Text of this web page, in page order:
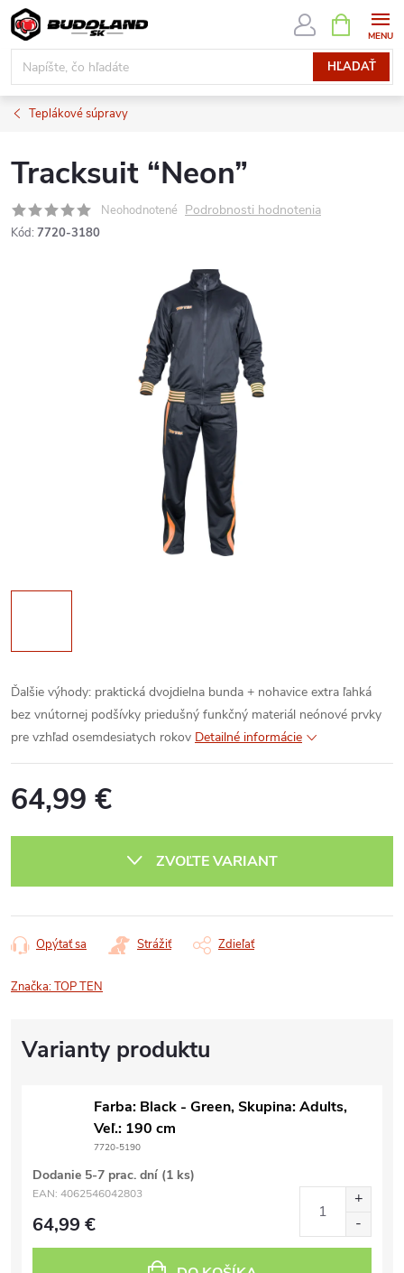
Prejsť
na
obsah
HĽADAŤ
KOŠÍK
Teplákové súpravy
Tracksuit “Neon”
Neohodnotené Podrobnosti hodnotenia
Kód: 7720-3180
Ďalšie výhody: praktická dvojdielna bunda + nohavice extra ľahká
bez vnútornej podšívky priedušný funkčný materiál neónové prvky
pre vzhľad osemdesiatych rokov Detailné informácie
64,99 €
ZVOĽTE VARIANT
Opýtať sa Strážiť Zdieľať
Značka:TOP TEN
Farba: Black - Green, Skupina: Adults,
Veľ.: 190 cm
7720-5190
Dodanie 5-7 prac. dní (1 ks)
EAN: 4062546042803
64,99 €